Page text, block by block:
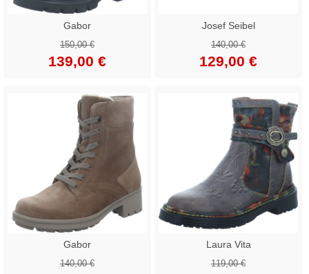
Gabor
150,00 €
139,00 €
Josef Seibel
140,00 €
129,00 €
Gabor
140,00 €
Laura Vita
119,00 €